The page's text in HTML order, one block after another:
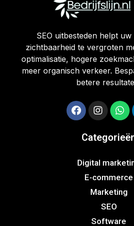
SEO uitbesteden helpt
zichtbaarheid te vergroten
optimalisatie, hogere
meer organisch verkeer.
betere
Digital
E-commerce
Marketing
SEO
Software